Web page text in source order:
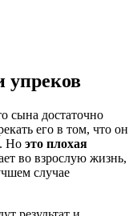
упреков
сына достаточно
его в том, что он
Но это плохая
во взрослую жизнь,
случае